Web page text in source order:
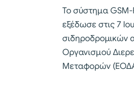
Το σύστημα GSM-
εξέδωσε στις 7
σιδηροδρομικών
Οργανισμού
Μεταφορών